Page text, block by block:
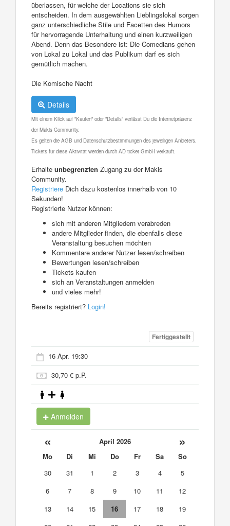
überlassen, für welche der Locations sie sich
entscheiden. In dem ausgewählten Lieblingslokal sorgen
ganz unterschiedliche Stile und Facetten des Humors
für hervorragende Unterhaltung und einen kurzweiligen
Abend. Denn das Besondere ist: Die Comedians gehen
von Lokal zu Lokal und das Publikum darf es sich
gemütlich machen.
Die Komische Nacht
Details
Mit einem Klick auf "Kaufen" oder "Details" verlässt Du die Internetpräsenz
der Makis Community.
Es gelten die AGB und Datenschutzbestimmungen des jeweiligen Anbieters.
Tickets für diese Aktivität werden durch AD ticket GmbH verkauft.
Erhalte unbegrenzten Zugang zu der Makis
Community.
Registriere Dich dazu kostenlos innerhalb von 10
Sekunden!
Registrierte Nutzer können:
sich mit anderen Mitgliedern verabreden
andere Mitglieder finden, die ebenfalls diese
Veranstaltung besuchen möchten
Kommentare anderer Nutzer lesen/schreiben
Bewertungen lesen/schreiben
Tickets kaufen
sich an Veranstaltungen anmelden
und vieles mehr!
Bereits registriert? Login!
Fertiggestellt
16 Apr. 19:30
30,70 € p.P.
Anmelden
« April 2026 »
Mo Di Mi Do Fr Sa
So
30
31 1 2 3 4
5
6
7 8 9 10 11
12
13
14 15 16 17 18
19